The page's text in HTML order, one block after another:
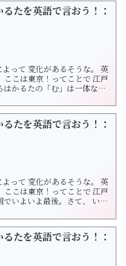
たを英語で言おう！：
って 変化があるそうな。 英
こは東京！ってことで 江戸
しまったら、 正しいことは
たを英語で言おう！：
って 変化があるそうな。 英
こは東京！ってことで 江戸
られる。 そう、夢の中では人
たを英語で言おう！：